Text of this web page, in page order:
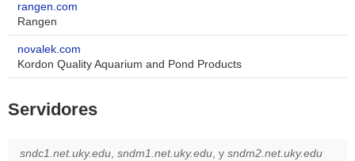
rangen.com
Rangen
novalek.com
Kordon Quality Aquarium and Pond Products
Servidores
sndc1.net.uky.edu, sndm1.net.uky.edu, y sndm2.net.uky.edu